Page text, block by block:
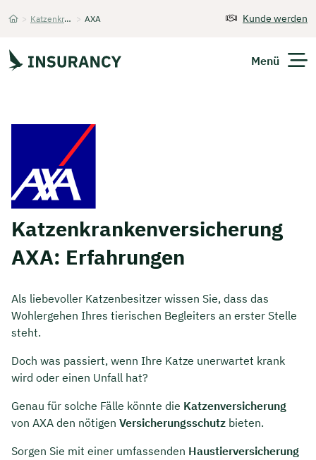
> Katzenkrankenversicherung > AXA Kunde werden
Menü
Unternehmen
Finanzen
Expats
Über Uns
Kontakt
Katzenkrankenversicherung
AXA: Erfahrungen
Als liebevoller Katzenbesitzer wissen Sie, dass das
Wohlergehen Ihres tierischen Begleiters an erster Stelle
steht.
Doch was passiert, wenn Ihre Katze unerwartet krank
wird oder einen Unfall hat?
Genau für solche Fälle könnte die Katzenversicherung
von AXA den nötigen Versicherungsschutz bieten.
Sorgen Sie mit einer umfassenden Haustierversicherung